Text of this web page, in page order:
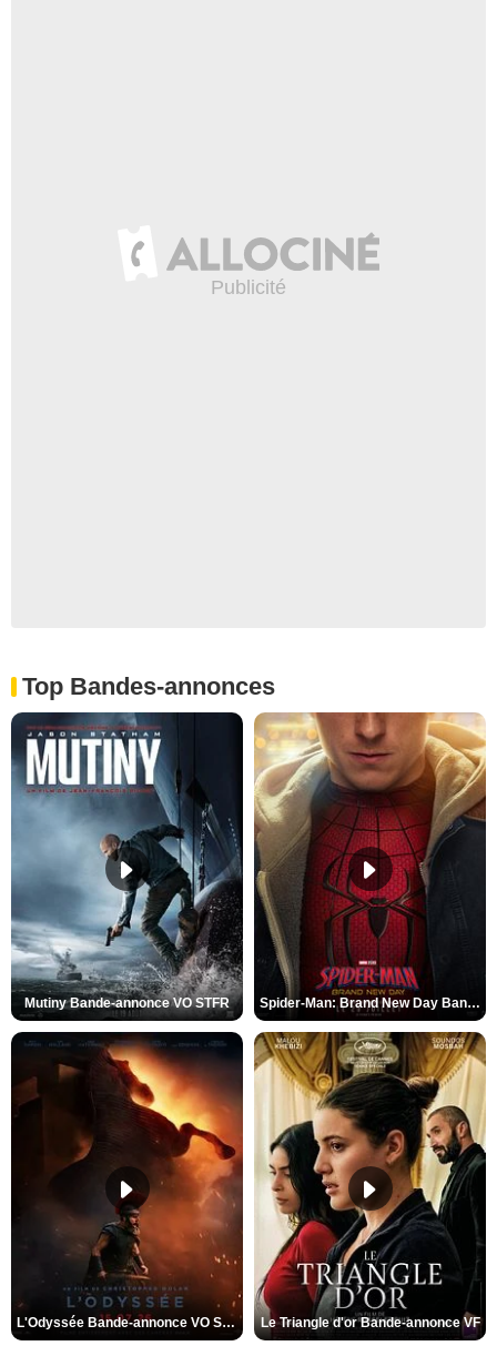
Top Bandes-annonces
Mutiny Bande-annonce VO STFR Spider-Man: Brand New Day Bande-annonce VO STFR
L'Odyssée Bande-annonce VO STFR Le Triangle d'or Bande-annonce VF